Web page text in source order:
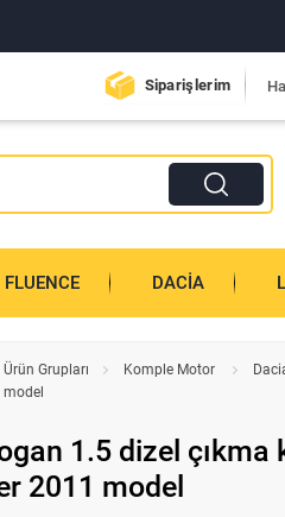
Siparişlerim
FLUENCE DACIA
Ürün Grupları Komple Motor
1.5 dizel
2011 model